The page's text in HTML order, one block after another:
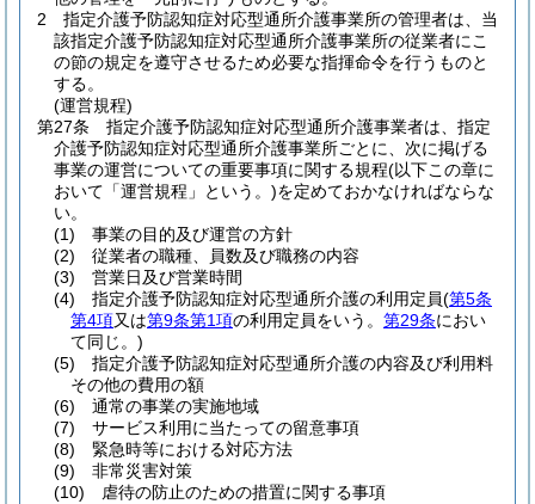
2
指定介護予防認知症対応型通所介護事業所の管理者は、当
該指定介護予防認知症対応型通所介護事業所の従業者にこ
の節の規定を遵守させるため必要な指揮命令を行うものと
する。
(運営規程)
第27条
指定介護予防認知症対応型通所介護事業者は、指定
介護予防認知症対応型通所介護事業所ごとに、次に掲げる
事業の運営についての重要事項に関する規程(以下この章に
おいて「運営規程」という。)を定めておかなければならな
い。
(1)
事業の目的及び運営の方針
(2)
従業者の職種、員数及び職務の内容
(3)
営業日及び営業時間
(4)
指定介護予防認知症対応型通所介護の利用定員(第5条
第4項又は第9条第1項の利用定員をいう。 第29条におい
て同じ。)
(5)
指定介護予防認知症対応型通所介護の内容及び利用料
その他の費用の額
(6)
通常の事業の実施地域
(7)
サービス利用に当たっての留意事項
(8)
緊急時等における対応方法
(9)
非常災害対策
(10)
虐待の防止のための措置に関する事項